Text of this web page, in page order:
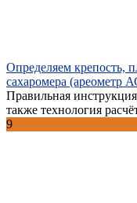
Определяем крепость,
сахаромера (ареометр
Правильная
также технология
9